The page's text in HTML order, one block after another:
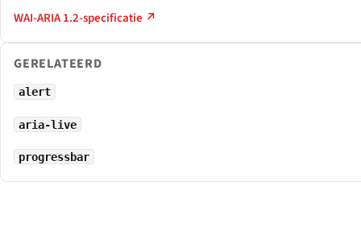
WAI-ARIA 1.2-specificatie ↗
GERELATEERD
alert
aria-live
progressbar